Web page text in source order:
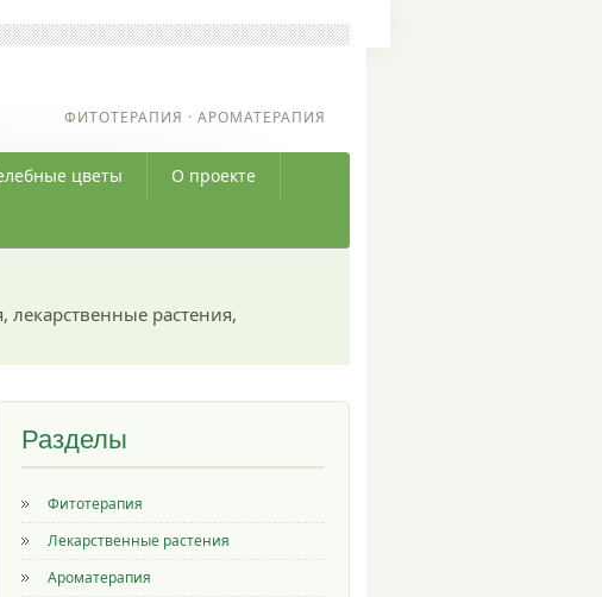
ФИТОТЕРАПИЯ · АРОМАТЕРАПИЯ
цветы О проекте
растения,
Разделы
Фитотерапия
Лекарственные растения
Ароматерапия